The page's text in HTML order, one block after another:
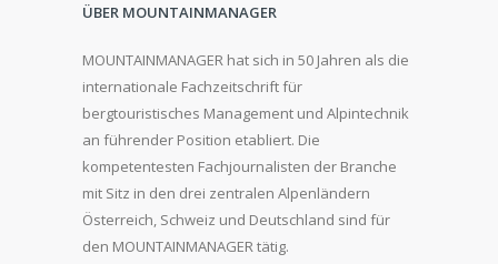
ÜBER MOUNTAINMANAGER
MOUNTAINMANAGER hat sich in 50 Jahren als die
internationale Fachzeitschrift für
bergtouristisches Management und Alpintechnik
an führender Position etabliert. Die
kompetentesten Fachjournalisten der Branche
mit Sitz in den drei zentralen Alpenländern
Österreich, Schweiz und Deutschland sind für
den MOUNTAINMANAGER tätig.